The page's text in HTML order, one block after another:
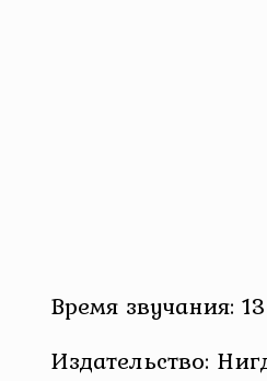
Время звучания:
Издательство: